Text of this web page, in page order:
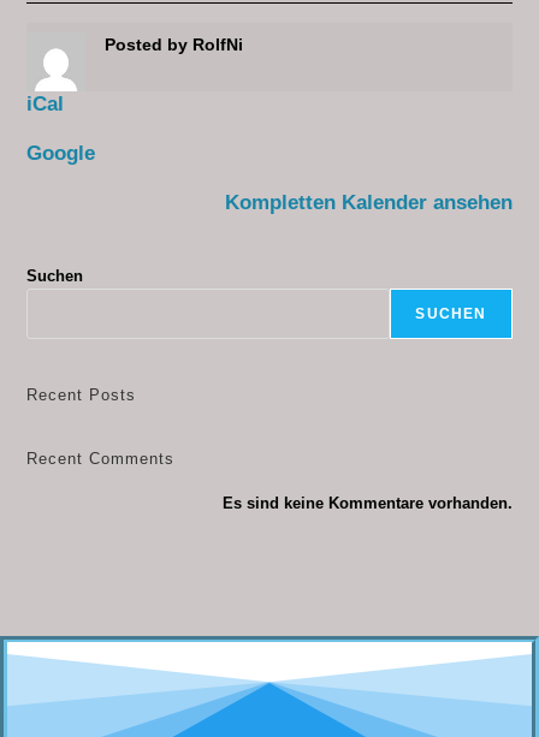
Posted by RolfNi
iCal
Google
Kompletten Kalender ansehen
Suchen
SUCHEN
Recent Posts
Recent Comments
Es sind keine Kommentare vorhanden.